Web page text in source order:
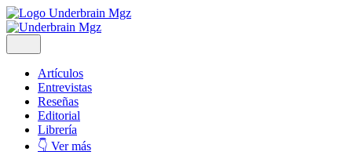
Artículos
Entrevistas
Reseñas
Editorial
Librería
👇 Ver más